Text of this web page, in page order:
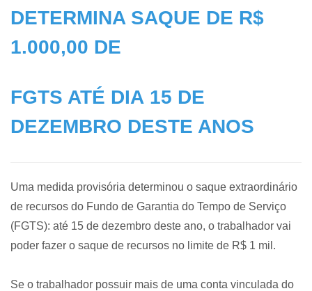
DETERMINA SAQUE DE R$
1.000,00 DE
FGTS ATÉ DIA 15 DE
DEZEMBRO DESTE ANOS
Uma medida provisória determinou o saque extraordinário
de recursos do Fundo de Garantia do Tempo de Serviço
(FGTS): até 15 de dezembro deste ano, o trabalhador vai
poder fazer o saque de recursos no limite de R$ 1 mil.
Se o trabalhador possuir mais de uma conta vinculada do